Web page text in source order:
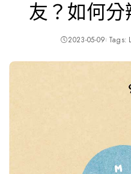
友？如何分
2023-05-09 Tags: